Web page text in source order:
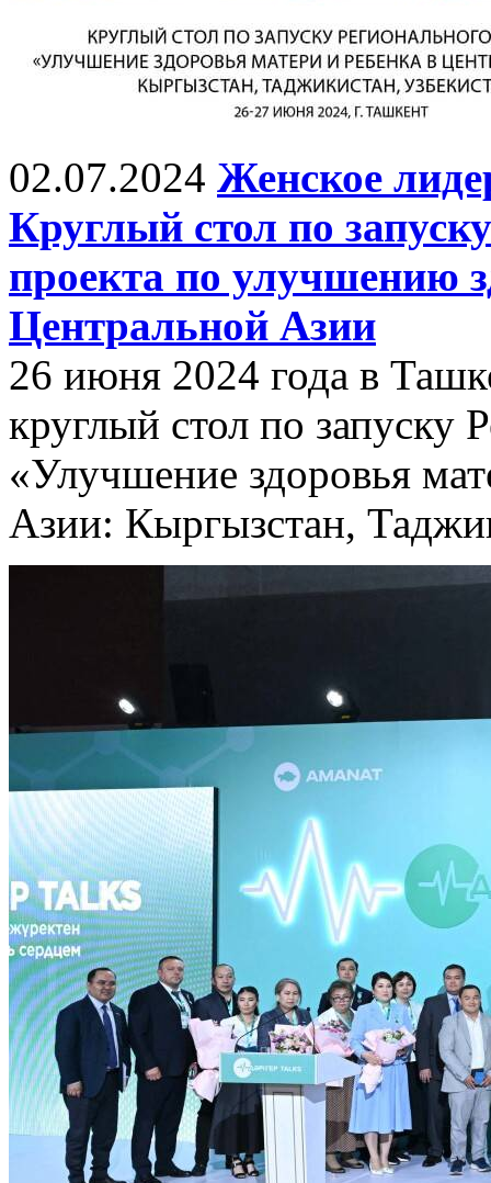
02.07.2024 Женское
Круглый стол по
проекта по улучшению
Центральной Азии
26 июня 2024 года в
круглый стол по запуску
«Улучшение здоровья
Азии: Кыргызстан,